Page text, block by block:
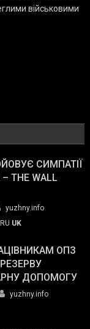
військовими
СИМПАТІЇ
THE WALL
yuzhny.info
RU UK
ОПЗ
ДОПОМОГУ
yuzhny.info